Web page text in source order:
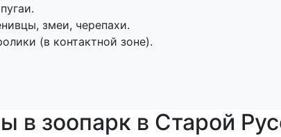
змеи, черепахи.
(в контактной зоне).
в зоопарк в Старой